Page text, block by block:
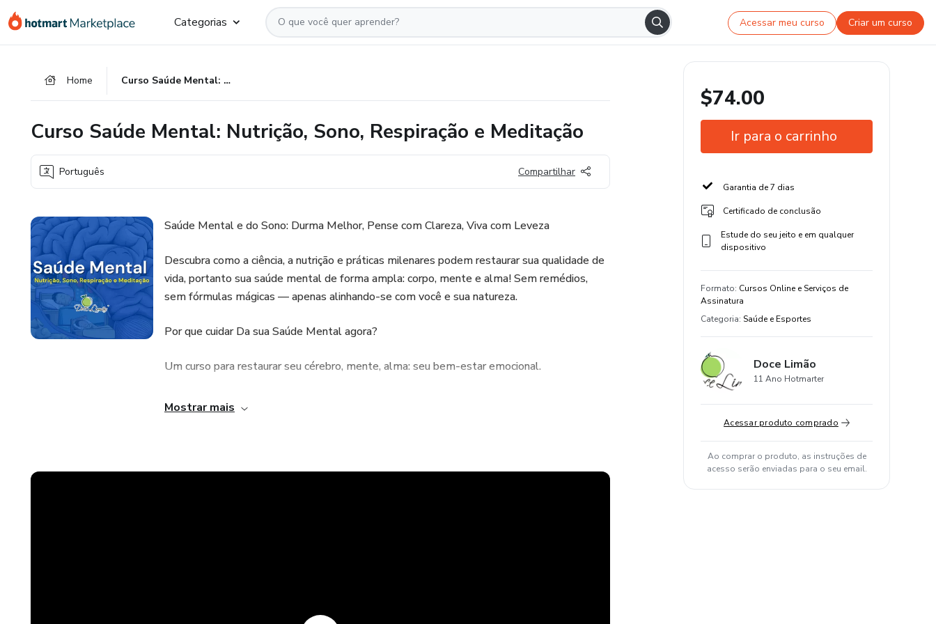
para
para
para
Categorias Acessar meu curso Criar um curso
Home Curso Saúde Mental: Nutrição, Sono, Respiração e Meditação
Curso Saúde Mental: Nutrição, Sono, Respiração e Meditação
Português Compartilhar
Saúde Mental e do Sono: Durma Melhor, Pense com Clareza, Viva com Leveza
Descubra como a ciência, a nutrição e práticas milenares podem restaurar sua qualidade de
vida, portanto sua saúde mental de forma ampla: corpo, mente e alma! Sem remédios,
sem fórmulas mágicas — apenas alinhando-se com você e sua natureza.
Por que cuidar Da sua Saúde Mental agora?
Um curso para restaurar seu cérebro, mente, alma: seu bem-estar emocional.
Você já parou para pensar como anda a saúde do seu cérebro diante dos muitos desafios da
sonhos?
Mostrar mais
$74.00
Ir para o carrinho
Garantia de 7 dias
Certificado de conclusão
Estude do seu jeito e em qualquer
dispositivo
Formato: Cursos Online e Serviços de
Assinatura
Categoria: Saúde e Esportes
Doce Limão
11 Ano Hotmarter
Acessar produto comprado
Ao comprar o produto, as instruções de
acesso serão enviadas para o seu email.